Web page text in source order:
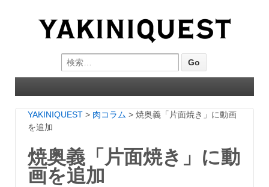
Search for:
YAKINIQUEST > 肉コラム > 焼奥義「片面焼き」に動画
を追加
焼奥義「片面焼き」に動
画を追加